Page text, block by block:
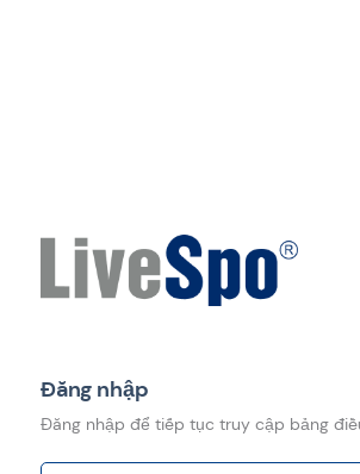
Đăng nhập
Đăng nhập để tiếp tục truy cập bảng